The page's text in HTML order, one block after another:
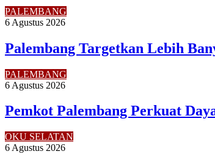
PALEMBANG
6 Agustus 2026
Palembang Targetkan Lebih
PALEMBANG
6 Agustus 2026
Pemkot Palembang Perkuat
OKU SELATAN
6 Agustus 2026